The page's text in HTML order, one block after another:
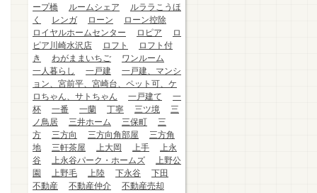
ープ橋
ルームシェア
ルララこうほ
く
レンガ ローン
ローン控除
ロイヤルホームセンター
ロピア
ロ
ピア川崎水沢店
ロフト
ロフト付
き
わがままいちご
ワンルーム
一人暮らし
一戸建
一戸建、マンシ
ョン、宮前平、宮崎台、ペット可、ケ
ロちゃん、サトちゃん
一戸建て
一
杯
一番 一蘭 丁寧 三ツ境
三
ノ鳥居
三井ホーム 三保町
三
方
三方向 三方向角部屋
三方角
地
三軒茶屋 上大岡 上手
上永
谷
上永谷パーク・ホームズ
上野公
園
上野毛 上陸 下永谷
下田
不動産
不動産仲介
不動産売却